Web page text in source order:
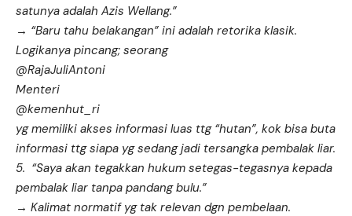
satunya adalah Azis Wellang.”
→ “Baru tahu belakangan” ini adalah retorika klasik.
Logikanya pincang; seorang
@RajaJuliAntoni
Menteri
@kemenhut_ri
yg memiliki akses informasi luas ttg “hutan”, kok bisa buta
informasi ttg siapa yg sedang jadi tersangka pembalak liar.
5. “Saya akan tegakkan hukum setegas-tegasnya kepada
pembalak liar tanpa pandang bulu.”
→ Kalimat normatif yg tak relevan dgn pembelaan.